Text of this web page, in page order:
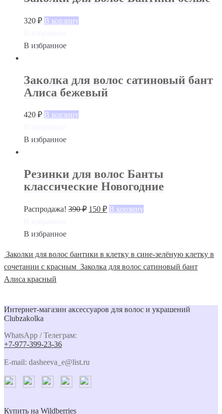
320 ₽ В корзину
В избранное
Заколка для волос сатиновый бант
Алиса бежевый
420 ₽ В корзину
В избранное
Резинки для волос Банты
классические Новогодние
Распродажа! 390₽ 150 ₽ В корзину
В избранное
Заколки для волос бантики в клетку в сине-зелёную клетку в
сочетании с красным Заколка для волос сатиновый бант
Алиса красный
Интернет-магазин аксессуаров для волос и украшений
Clubzakolka
WhatsApp / Телеграм:
+7-977-399-23-36
E-mail: dasheeva_e@list.ru
Купить на Wildberries